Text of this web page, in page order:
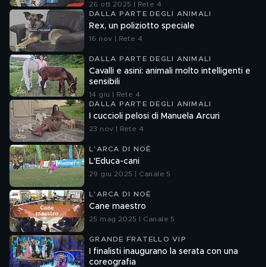
26 ott 2025 | Rete 4
DALLA PARTE DEGLI ANIMALI
Rex, un poliziotto speciale
16 nov | Rete 4
DALLA PARTE DEGLI ANIMALI
Cavalli e asini: animali molto intelligenti e
sensibili
14 giu | Rete 4
DALLA PARTE DEGLI ANIMALI
I cuccioli pelosi di Manuela Arcuri
23 nov | Rete 4
L'ARCA DI NOÈ
L'Educa-cani
29 giu 2025 | Canale 5
L'ARCA DI NOÈ
Cane maestro
25 mag 2025 | Canale 5
GRANDE FRATELLO VIP
I finalisti inaugurano la serata con una
coreografia